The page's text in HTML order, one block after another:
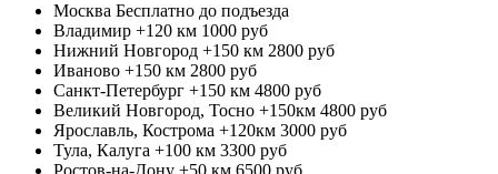
Москва Бесплатно до подъезда
Владимир +120 км 1000 руб
Нижний Новгород +150 км 2800 руб
Иваново +150 км 2800 руб
Санкт-Петербург +150 км 4800 руб
Великий Новгород, Тосно +150км 4800 руб
Ярославль, Кострома +120км 3000 руб
Тула, Калуга +100 км 3300 руб
Ростов-на-Дону +50 км 6500 руб